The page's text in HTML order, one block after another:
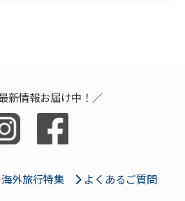
新情報お届け中！／
海外旅行特集 よくあるご質問